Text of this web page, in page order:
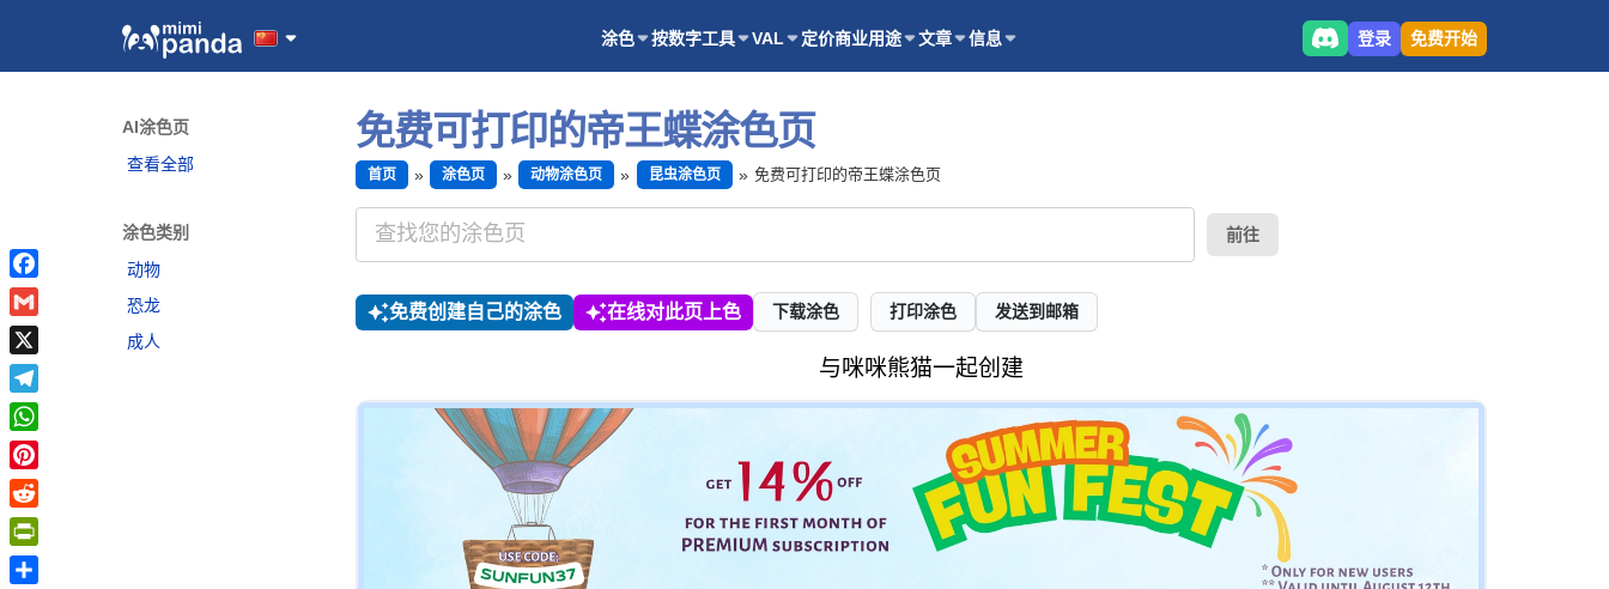
涂色 按数字工具 VAL 定价商业用途 文章 信息 登录 免费开始
AI涂色页
查看全部
涂色类别
动物
恐龙
成人
免费可打印的帝王蝶涂色页
首页 涂色页 动物涂色页 昆虫涂色页 免费可打印的帝王蝶涂色页
前往
免费创建自己的涂色 在线对此页上色 下载涂色 打印涂色 发送到邮箱
与咪咪熊猫一起创建
Facebook
Gmail
X
Telegram
WhatsApp
Pinterest
Reddit
PrintFriendly